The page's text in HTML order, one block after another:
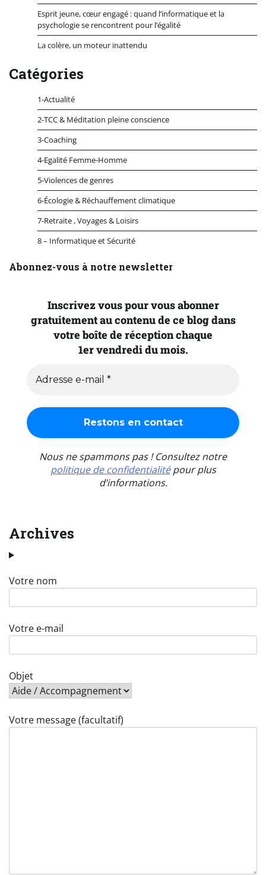
Esprit jeune, cœur engagé : quand l’informatique et la
psychologie se rencontrent pour l’égalité
La colère, un moteur inattendu
Catégories
1-Actualité
2-TCC & Méditation pleine conscience
3-Coaching
4-Egalité Femme-Homme
5-Violences de genres
6-Écologie & Réchauffement climatique
7-Retraite , Voyages & Loisirs
8 – Informatique et Sécurité
Abonnez-vous à notre newsletter
Inscrivez vous pour vous abonner
gratuitement au contenu de ce blog dans
votre boîte de réception chaque
1er vendredi du mois.
Nous ne spammons pas ! Consultez notre
politique de confidentialitépour plus
d’informations.
Archives
Votre nom
Votre e-mail
Objet
Votre message (facultatif)